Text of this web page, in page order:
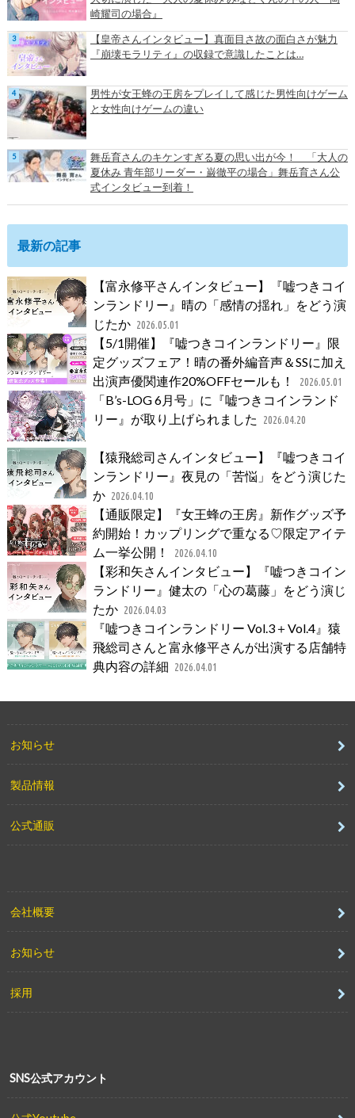
崎耀司の場合』
【皇帝さんインタビュー】真面目さ故の面白さが魅力
『崩壊モラリティ』の収録で意識したことは…
男性が女王蜂の王房をプレイして感じた男性向けゲーム
と女性向けゲームの違い
舞岳育さんのキケンすぎる夏の思い出が今！ 「大人の
夏休み 青年部リーダー・巌徹平の場合」舞岳育さん公
式インタビュー到着！
最新の記事
【富永修平さんインタビュー】『嘘つきコイ
ンランドリー』晴の「感情の揺れ」をどう演
じたか 2026.05.01
【5/1開催】『嘘つきコインランドリー』限
定グッズフェア！晴の番外編音声＆SSに加え
出演声優関連作20%OFFセールも！
2026.05.01
「B’s-LOG 6月号」に『嘘つきコインランド
リー』が取り上げられました
2026.04.20
【猿飛総司さんインタビュー】『嘘つきコイ
ンランドリー』夜見の「苦悩」をどう演じた
か 2026.04.10
【通販限定】『女王蜂の王房』新作グッズ予
約開始！カップリングで重なる♡限定アイテ
ム一挙公開！
2026.04.10
【彩和矢さんインタビュー】『嘘つきコイン
ランドリー』健太の「心の葛藤」をどう演じ
たか 2026.04.03
『嘘つきコインランドリー Vol.3＋Vol.4』猿
飛総司さんと富永修平さんが出演する店舗特
典内容の詳細 2026.04.01
お知らせ
製品情報
公式通販
会社概要
お知らせ
採用
SNS公式アカウント